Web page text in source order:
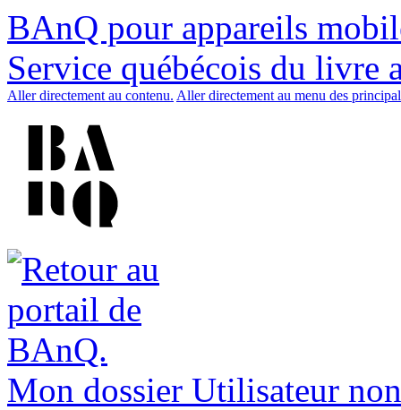
BAnQ pour appareils
Service québécois du livre
Aller directement au contenu. Aller directement au menu des
Mon dossier Utilisateur